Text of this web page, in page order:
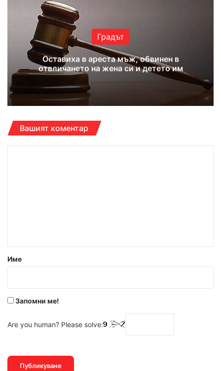
Градът
Оставиха в ареста мъж, обвинен в
отвличането на жена си и детето им
Вашият коментар
р
Име
Запомни ме!
Are you human? Please solve: